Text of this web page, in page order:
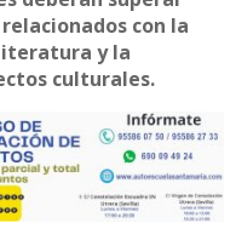
con la
y la
culturales.